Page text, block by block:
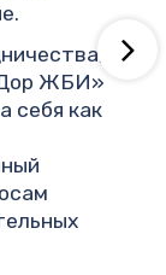
ЖБИ»
себя как